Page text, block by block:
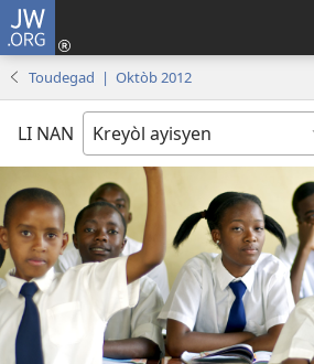
JW.ORG
Toudegad | Oktòb 2012
LI NAN